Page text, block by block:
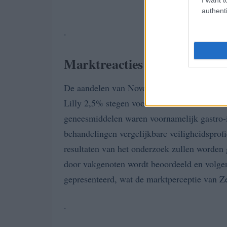
.
Marktreacties en
De aandelen van Novo Nordisk daalden in
Lilly 2,5% stegen voordat de Amerikaanse
geneesmiddelen waren voornamelijk
behandelingen vergelijkbare
resultaten van het onderzoek zullen
door vakgenoten wordt beoordeeld en
gepresenteerd, wat de marktperceptie van
.